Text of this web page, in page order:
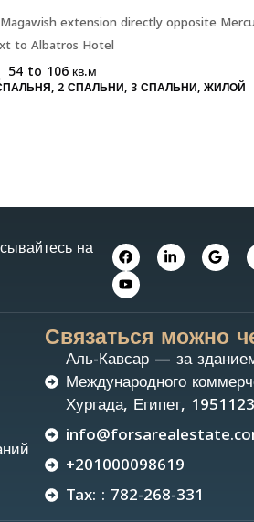
Magawish extension directly opposite
to Albatros Hotel
54 to 106кв.м
2 СПАЛЬНИ, 3 СПАЛЬНИ, ЖИЛОЙ
на
Связаться можно
Аль-Кавсар — за
Международного
Хургада, Египет, 1951123
+201000098619
Tax: : 782-268-331